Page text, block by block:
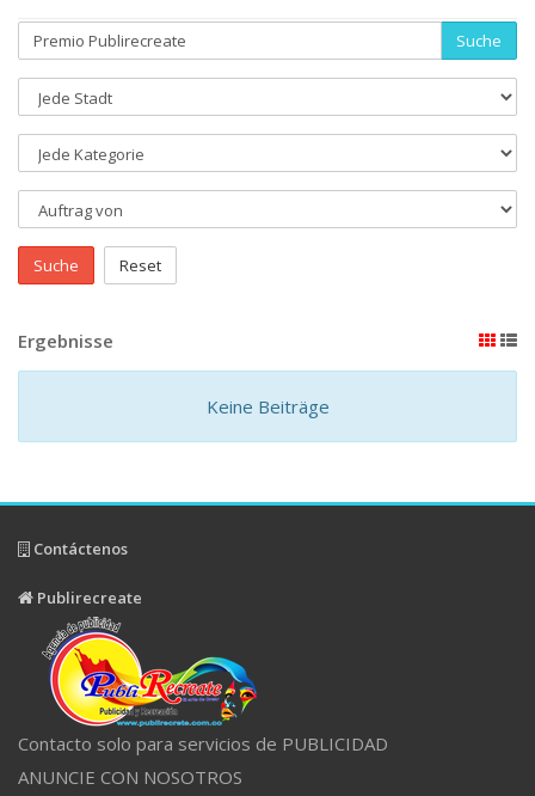
Suche
Suche Reset
Ergebnisse
Keine Beiträge
Contáctenos
Publirecreate
Contacto solo para servicios de PUBLICIDAD
ANUNCIE CON NOSOTROS